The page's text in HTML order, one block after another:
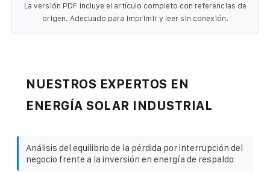
La versión PDF incluye el artículo completo con referencias de
origen. Adecuado para imprimir y leer sin conexión.
NUESTROS EXPERTOS EN
ENERGÍA SOLAR INDUSTRIAL
Análisis del equilibrio de la pérdida por interrupción del
negocio frente a la inversión en energía de respaldo